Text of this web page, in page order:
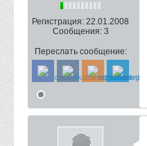
Регистрация: 22.01.2008
Сообщения: 3
Переслать сообщение: